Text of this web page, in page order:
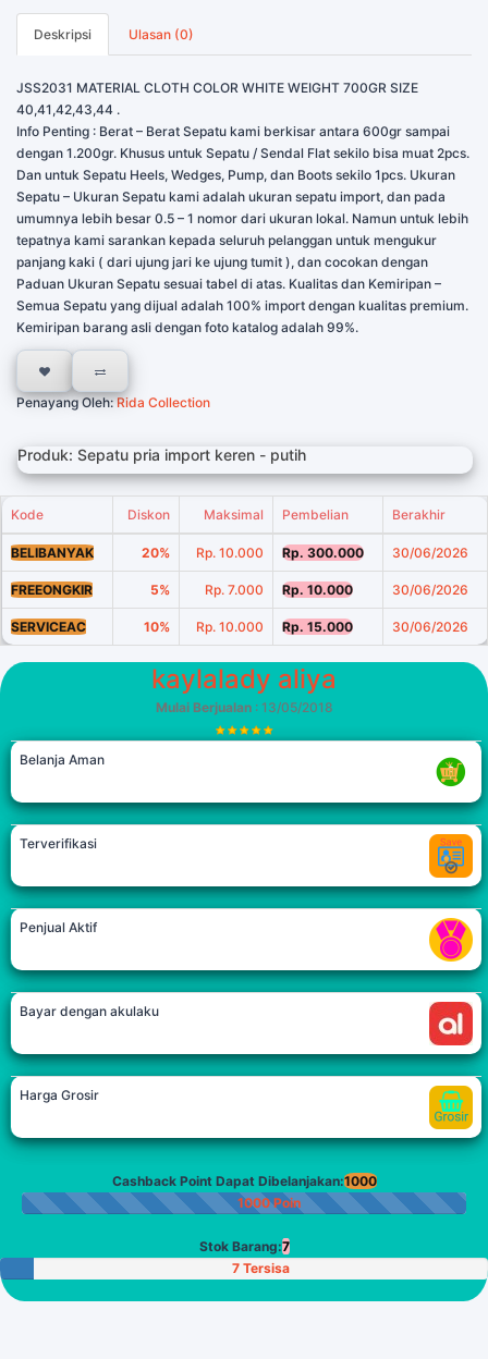
Deskripsi Ulasan (0)
JSS2031 MATERIAL CLOTH COLOR WHITE WEIGHT 700GR SIZE
40,41,42,43,44 .
Info Penting : Berat – Berat Sepatu kami berkisar antara 600gr sampai
dengan 1.200gr. Khusus untuk Sepatu / Sendal Flat sekilo bisa muat 2pcs.
Dan untuk Sepatu Heels, Wedges, Pump, dan Boots sekilo 1pcs. Ukuran
Sepatu – Ukuran Sepatu kami adalah ukuran sepatu import, dan pada
umumnya lebih besar 0.5 – 1 nomor dari ukuran lokal. Namun untuk lebih
tepatnya kami sarankan kepada seluruh pelanggan untuk mengukur
panjang kaki ( dari ujung jari ke ujung tumit ), dan cocokan dengan
Paduan Ukuran Sepatu sesuai tabel di atas. Kualitas dan Kemiripan –
Semua Sepatu yang dijual adalah 100% import dengan kualitas premium.
Kemiripan barang asli dengan foto katalog adalah 99%.
Penayang Oleh:Rida Collection
Produk: Sepatu pria import keren - putih
Kode Diskon Maksimal Pembelian Berakhir
BELIBANYAK 20% Rp. 10.000 Rp. 300.000 30/06/2026
FREEONGKIR 5% Rp. 7.000 Rp. 10.000 30/06/2026
SERVICEAC 10% Rp. 10.000 Rp. 15.000 30/06/2026
kaylalady aliya
Mulai Berjualan: 13/05/2018
Belanja Aman
Terverifikasi
Penjual Aktif
Bayar dengan akulaku
Harga Grosir
Cashback Point Dapat Dibelanjakan:1000
1000 Poin
Stok Barang:7
7 Tersisa